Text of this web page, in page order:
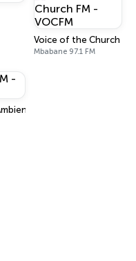
Voice of the Church FM
Mbabane 97.1 FM